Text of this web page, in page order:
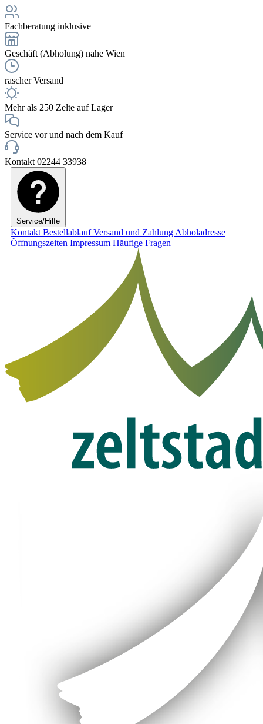
Fachberatung inklusive
Geschäft (Abholung) nahe Wien
rascher Versand
Mehr als 250 Zelte auf Lager
Service vor und nach dem Kauf
Kontakt 02244 33938
Service/Hilfe
Kontakt BestellablaufVersand und Zahlung Abholadresse
Öffnungszeiten Impressum Häufige Fragen